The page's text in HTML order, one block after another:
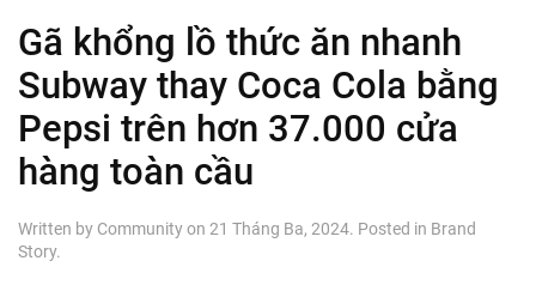
Gã khổng lồ thức ăn nhanh
Subway thay Coca Cola bằng
Pepsi trên hơn 37.000 cửa
hàng toàn cầu
Written by Communityon 21 Tháng Ba, 2024. Posted in Brand
Story.